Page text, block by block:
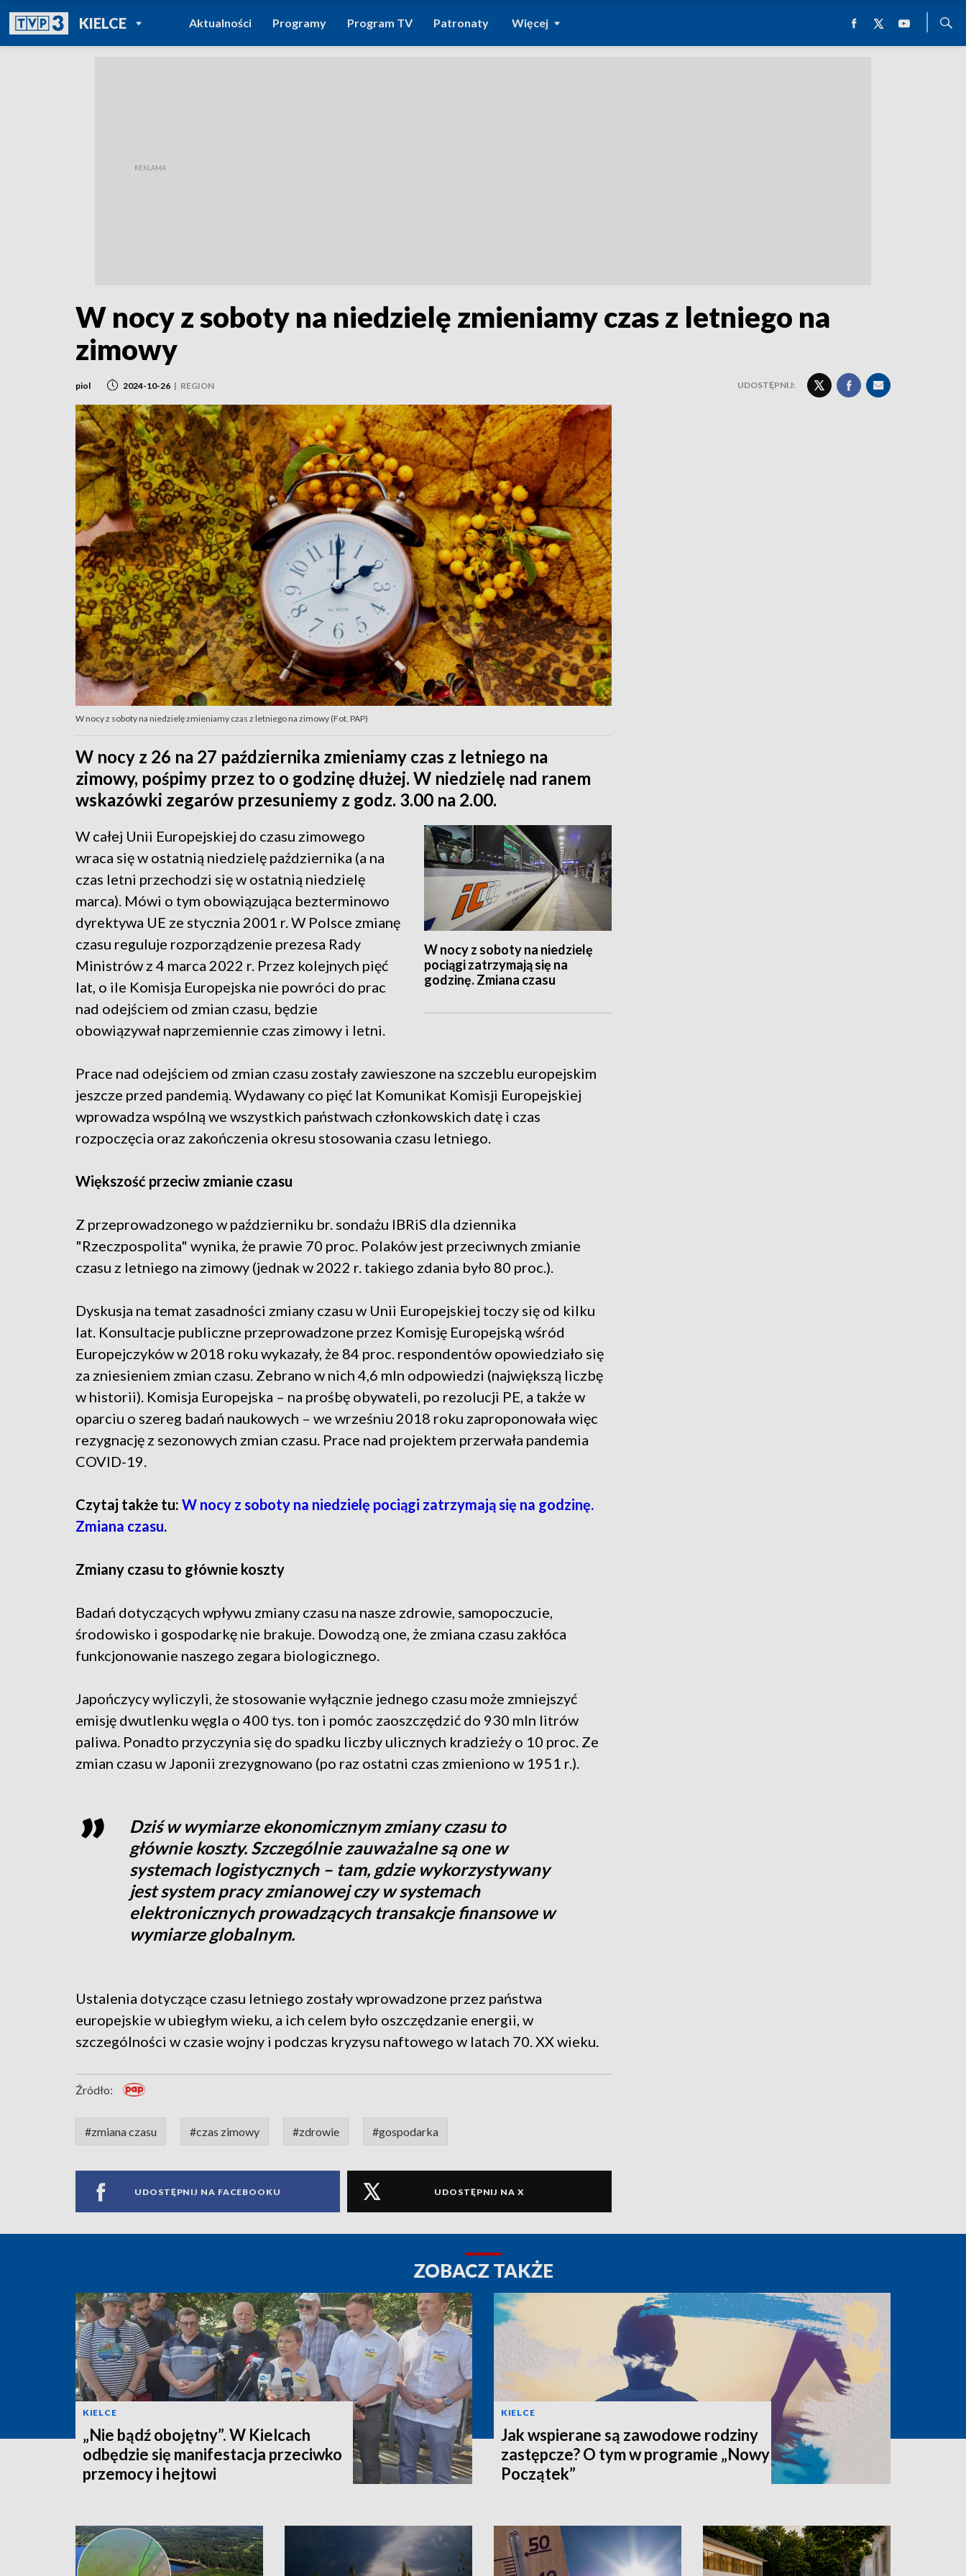
KIELCEPOWRÓT DO
TVP REGIONY
Aktualności Programy Program TV Patronaty Więcej
W nocy z soboty na niedzielę zmieniamy czas z letniego na
zimowy
piol 2024-10-26 | REGION UDOSTĘPNIJ:
W nocy z soboty na niedzielę zmieniamy czas z letniego na zimowy (Fot. PAP)
W nocy z 26 na 27 października zmieniamy czas z letniego na
zimowy, pośpimy przez to o godzinę dłużej. W niedzielę nad ranem
wskazówki zegarów przesuniemy z godz. 3.00 na 2.00.
W nocy z soboty na niedzielę
pociągi zatrzymają się na
godzinę. Zmiana czasu
W całej Unii Europejskiej do czasu zimowego
wraca się w ostatnią niedzielę października (a na
czas letni przechodzi się w ostatnią niedzielę
marca). Mówi o tym obowiązująca bezterminowo
dyrektywa UE ze stycznia 2001 r. W Polsce zmianę
czasu reguluje rozporządzenie prezesa Rady
Ministrów z 4 marca 2022 r. Przez kolejnych pięć
lat, o ile Komisja Europejska nie powróci do prac
nad odejściem od zmian czasu, będzie
obowiązywał naprzemiennie czas zimowy i letni.
Prace nad odejściem od zmian czasu zostały zawieszone na szczeblu europejskim
jeszcze przed pandemią. Wydawany co pięć lat Komunikat Komisji Europejskiej
wprowadza wspólną we wszystkich państwach członkowskich datę i czas
rozpoczęcia oraz zakończenia okresu stosowania czasu letniego.
Większość przeciw zmianie czasu
Z przeprowadzonego w październiku br. sondażu IBRiS dla dziennika
"Rzeczpospolita" wynika, że prawie 70 proc. Polaków jest przeciwnych zmianie
czasu z letniego na zimowy (jednak w 2022 r. takiego zdania było 80 proc.).
Dyskusja na temat zasadności zmiany czasu w Unii Europejskiej toczy się od kilku
lat. Konsultacje publiczne przeprowadzone przez Komisję Europejską wśród
Europejczyków w 2018 roku wykazały, że 84 proc. respondentów opowiedziało się
za zniesieniem zmian czasu. Zebrano w nich 4,6 mln odpowiedzi (największą liczbę
w historii). Komisja Europejska – na prośbę obywateli, po rezolucji PE, a także w
oparciu o szereg badań naukowych – we wrześniu 2018 roku zaproponowała więc
rezygnację z sezonowych zmian czasu. Prace nad projektem przerwała pandemia
COVID-19.
Czytaj także tu: W nocy z soboty na niedzielę pociągi zatrzymają się na godzinę.
Zmiana czasu.
Zmiany czasu to głównie koszty
Badań dotyczących wpływu zmiany czasu na nasze zdrowie, samopoczucie,
środowisko i gospodarkę nie brakuje. Dowodzą one, że zmiana czasu zakłóca
funkcjonowanie naszego zegara biologicznego.
Japończycy wyliczyli, że stosowanie wyłącznie jednego czasu może zmniejszyć
emisję dwutlenku węgla o 400 tys. ton i pomóc zaoszczędzić do 930 mln litrów
paliwa. Ponadto przyczynia się do spadku liczby ulicznych kradzieży o 10 proc. Ze
zmian czasu w Japonii zrezygnowano (po raz ostatni czas zmieniono w 1951 r.).
Dziś w wymiarze ekonomicznym zmiany czasu to
głównie koszty. Szczególnie zauważalne są one w
systemach logistycznych – tam, gdzie wykorzystywany
jest system pracy zmianowej czy w systemach
elektronicznych prowadzących transakcje finansowe w
wymiarze globalnym.
Ustalenia dotyczące czasu letniego zostały wprowadzone przez państwa
europejskie w ubiegłym wieku, a ich celem było oszczędzanie energii, w
szczególności w czasie wojny i podczas kryzysu naftowego w latach 70. XX wieku.
Źródło:
#zmiana czasu #czas zimowy #zdrowie #gospodarka
UDOSTĘPNIJ NA FACEBOOKU UDOSTĘPNIJ NA X
ZOBACZ TAKŻE
KIELCE
„Nie bądź obojętny”. W Kielcach
odbędzie się manifestacja przeciwko
przemocy i hejtowi
KIELCE
Jak wspierane są zawodowe rodziny
zastępcze? O tym w programie „Nowy
Początek”